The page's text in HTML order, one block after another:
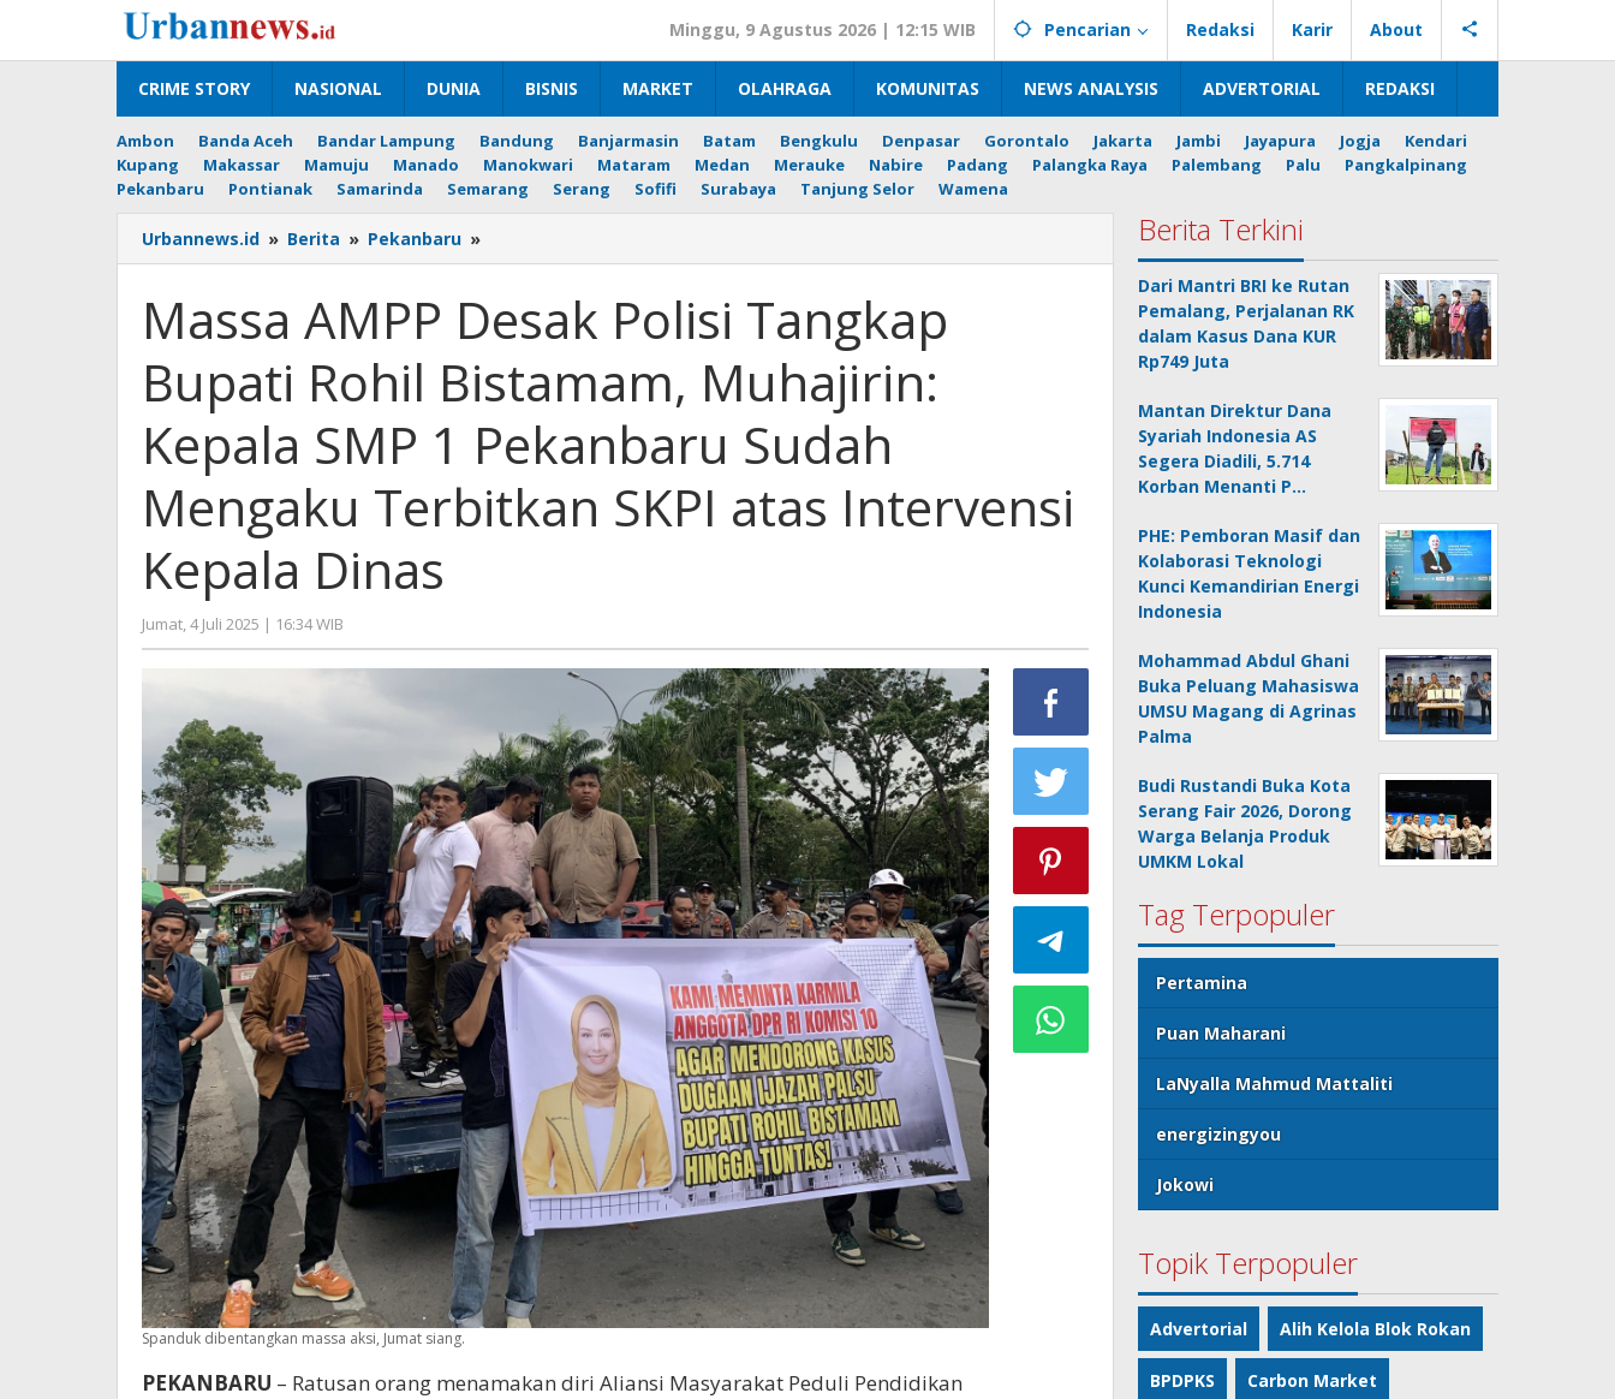
konten
Minggu, 9 Agustus 2026 | 12:15 WIB Pencarian Redaksi Karir About
CRIME STORY NASIONAL DUNIA BISNIS MARKET OLAHRAGA KOMUNITAS NEWS ANALYSIS ADVERTORIAL REDAKSI
Ambon Banda Aceh Bandar Lampung Bandung Banjarmasin Batam Bengkulu Denpasar Gorontalo Jakarta Jambi Jayapura Jogja
Kendari
Kupang
Makassar Mamuju Manado Manokwari Mataram Medan Merauke Nabire Padang Palangka Raya Palembang Palu
Pangkalpinang
Pekanbaru
Pontianak Samarinda Semarang Serang Sofifi Surabaya Tanjung Selor Wamena
Urbannews.id » Berita » Pekanbaru »
AMPP
Polisi
Tangkap
Bupati
Rohil
Muhajirin:
Kepala
SMP
atas
Dinas
Massa AMPP Desak Polisi Tangkap
Bupati Rohil Bistamam, Muhajirin:
Kepala SMP 1 Pekanbaru Sudah
Mengaku Terbitkan SKPI atas Intervensi
Kepala Dinas
Jumat, 4 Juli 2025 | 16:34 WIB
Hengki
Seprihadi
Spanduk dibentangkan massa aksi, Jumat siang.
PEKANBARU – Ratusan orang menamakan diri Aliansi Masyarakat Peduli Pendidikan
Berita Terkini
Dari Mantri BRI ke Rutan
Pemalang, Perjalanan RK
dalam Kasus Dana KUR
Rp749 Juta
Mantan Direktur Dana
Syariah Indonesia AS
Segera Diadili, 5.714
Korban Menanti P…
PHE: Pemboran Masif dan
Kolaborasi Teknologi
Kunci Kemandirian Energi
Indonesia
Mohammad Abdul Ghani
Buka Peluang Mahasiswa
UMSU Magang di Agrinas
Palma
Budi Rustandi Buka Kota
Serang Fair 2026, Dorong
Warga Belanja Produk
UMKM Lokal
Tag Terpopuler
Pertamina
Puan Maharani
LaNyalla Mahmud Mattaliti
energizingyou
Jokowi
Topik Terpopuler
Advertorial Alih Kelola Blok Rokan
BPDPKS Carbon Market